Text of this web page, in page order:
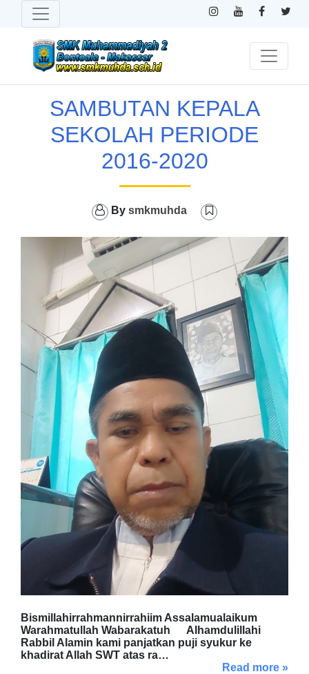
SAMBUTAN KEPALA
SEKOLAH PERIODE
2016-2020
By smkmuhda
Bismillahirrahmannirrahiim Assalamualaikum
Warahmatullah Wabarakatuh Alhamdulillahi
Rabbil Alamin kami panjatkan puji syukur ke
khadirat Allah SWT atas ra…
Read more »